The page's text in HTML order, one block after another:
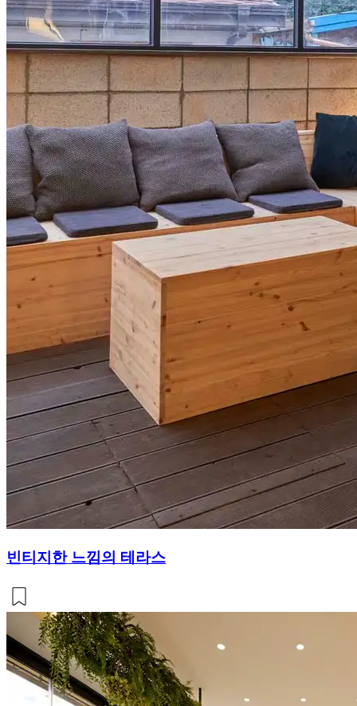
빈티지한 느낌의 테라스